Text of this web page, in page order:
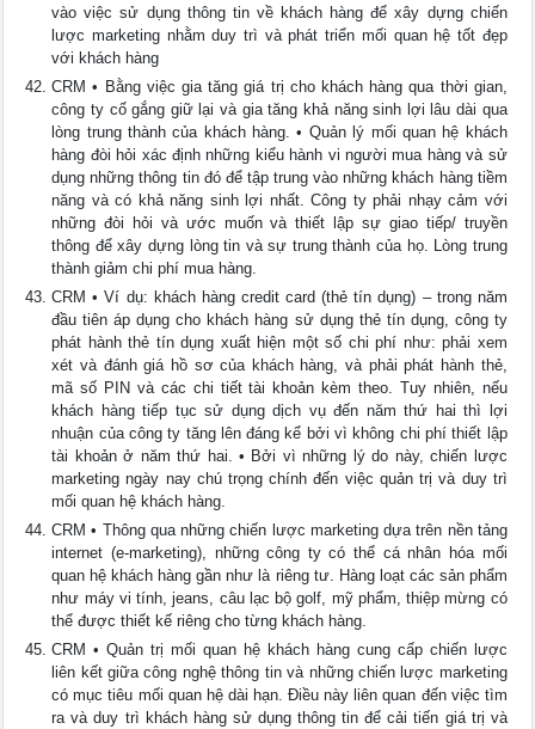
vào việc sử dụng thông tin về khách hàng để xây dựng chiến
lược marketing nhằm duy trì và phát triển mối quan hệ tốt đẹp
với khách hàng
CRM • Bằng việc gia tăng giá trị cho khách hàng qua thời gian,
công ty cố gắng giữ lại và gia tăng khả năng sinh lợi lâu dài qua
lòng trung thành của khách hàng. • Quản lý mối quan hệ khách
hàng đòi hỏi xác định những kiểu hành vi người mua hàng và sử
dụng những thông tin đó để tập trung vào những khách hàng tiềm
năng và có khả năng sinh lợi nhất. Công ty phải nhạy cảm với
những đòi hỏi và ước muốn và thiết lập sự giao tiếp/ truyền
thông để xây dựng lòng tin và sự trung thành của họ. Lòng trung
thành giảm chi phí mua hàng.
CRM • Ví dụ: khách hàng credit card (thẻ tín dụng) – trong năm
đầu tiên áp dụng cho khách hàng sử dụng thẻ tín dụng, công ty
phát hành thẻ tín dụng xuất hiện một số chi phí như: phải xem
xét và đánh giá hồ sơ của khách hàng, và phải phát hành thẻ,
mã số PIN và các chi tiết tài khoản kèm theo. Tuy nhiên, nếu
khách hàng tiếp tục sử dụng dịch vụ đến năm thứ hai thì lợi
nhuận của công ty tăng lên đáng kể bởi vì không chi phí thiết lập
tài khoản ở năm thứ hai. • Bởi vì những lý do này, chiến lược
marketing ngày nay chú trọng chính đến việc quản trị và duy trì
mối quan hệ khách hàng.
CRM • Thông qua những chiến lược marketing dựa trên nền tảng
internet (e-marketing), những công ty có thể cá nhân hóa mối
quan hệ khách hàng gần như là riêng tư. Hàng loạt các sản phẩm
như máy vi tính, jeans, câu lạc bộ golf, mỹ phẩm, thiệp mừng có
thể được thiết kế riêng cho từng khách hàng.
CRM • Quản trị mối quan hệ khách hàng cung cấp chiến lược
liên kết giữa công nghệ thông tin và những chiến lược marketing
có mục tiêu mối quan hệ dài hạn. Điều này liên quan đến việc tìm
ra và duy trì khách hàng sử dụng thông tin để cải tiến giá trị và